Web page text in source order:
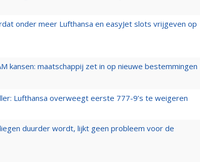
onder meer Lufthansa en easyJet slots vrijgeven op
kansen: maatschappij zet in op nieuwe bestemmingen
Lufthansa overweegt eerste 777-9’s te weigeren
duurder wordt, lijkt geen probleem voor de